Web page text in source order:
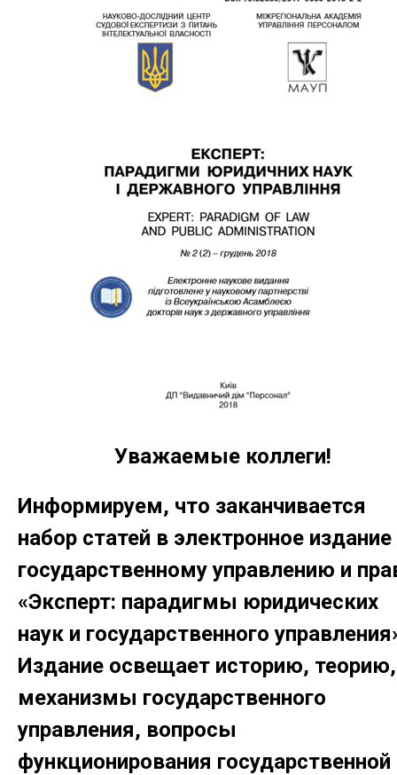
Уважаемые коллеги!
Информируем, что заканчивается
набор статей в электронное издание
государственному управлению и
«Эксперт: парадигмы юридических
наук и государственного
Издание освещает историю, теорию,
механизмы государственного
управления, вопросы
функционирования государственной